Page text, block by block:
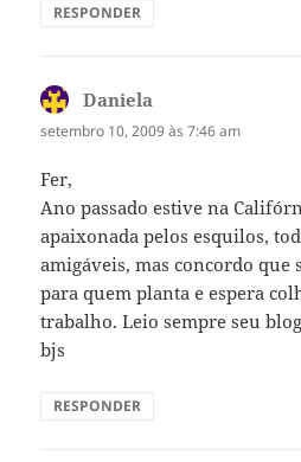
RESPONDER
Daniela
setembro 10, 2009 às 7:46 am
Fer,
Ano passado estive na
apaixonada pelos esquilos,
amigáveis, mas concordo que
para quem planta e espera
trabalho. Leio sempre seu
bjs
RESPONDER